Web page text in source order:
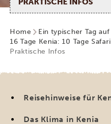
Home
Ein typischer Tag
16 Tage Kenia: 10 Tage
Praktische Infos
Reisehinweise für
Das Klima in Kenia